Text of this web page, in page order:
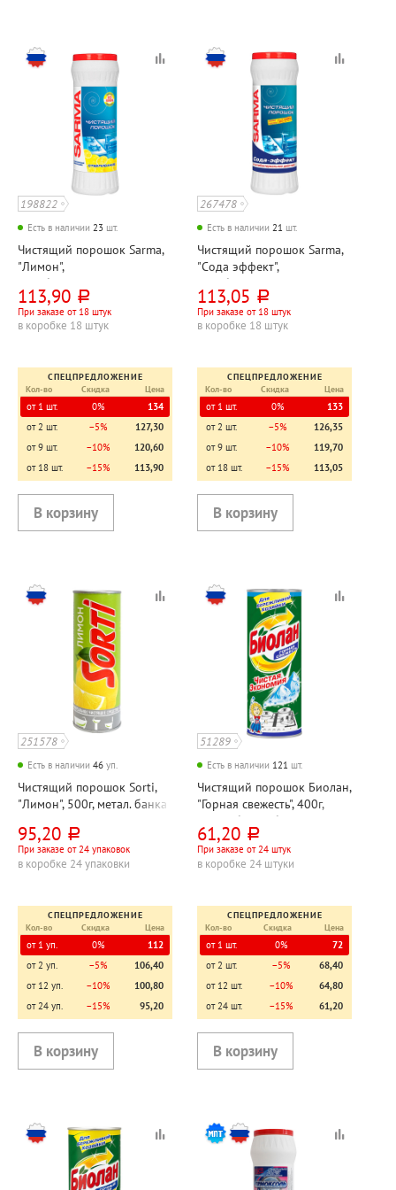
198822
Есть в наличии 23 шт.
Чистящий порошок Sarma,
"Лимон",
антибактериальный, 400г,
пластик. банка, крышка с
отверстиями, без хлора
113,90 руб.
При заказе от 18 штук
в коробке 18 штук
СПЕЦПРЕДЛОЖЕНИЕ
Кол-во
Скидка Цена
от 1 шт. 0%
134
от 2 шт.
−5%
127,30
от 9 шт.
−10%
120,60
от 18 шт.
−15% 113,90
267478
Есть в наличии 21 шт.
Чистящий порошок Sarma,
"Сода эффект",
антибактериальный, 400г,
пластик. банка, крышка с
отверстиями, без хлора
113,05 руб.
При заказе от 18 штук
в коробке 18 штук
СПЕЦПРЕДЛОЖЕНИЕ
Кол-во
Скидка Цена
от 1 шт. 0%
133
от 2 шт.
−5%
126,35
от 9 шт.
−10%
119,70
от 18 шт.
−15% 113,05
251578
Есть в наличии 46 уп.
Чистящий порошок Sorti,
"Лимон", 500г, метал. банка
95,20 руб.
При заказе от 24 упаковок
в коробке 24 упаковки
СПЕЦПРЕДЛОЖЕНИЕ
Кол-во
Скидка Цена
от 1 уп. 0%
112
от 2 уп.
−5%
106,40
от 12 уп.
−10%
100,80
от 24 уп.
−15% 95,20
51289
Есть в наличии 121 шт.
Чистящий порошок Биолан,
"Горная свежесть", 400г,
метал. банка, без хлора
61,20 руб.
При заказе от 24 штук
в коробке 24 штуки
СПЕЦПРЕДЛОЖЕНИЕ
Кол-во
Скидка Цена
от 1 шт. 0%
72
от 2 шт.
−5%
68,40
от 12 шт.
−10%
64,80
от 24 шт.
−15% 61,20